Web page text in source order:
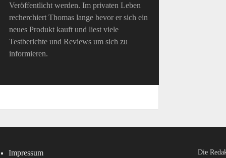
Veröffentlicht werden. Im privaten Leben
recherchiert Thomas lange bevor er sich ein
neues Produkt kauft und liest viele
Testberichte und Reviews um sich zu
informieren.
Impressum
Die